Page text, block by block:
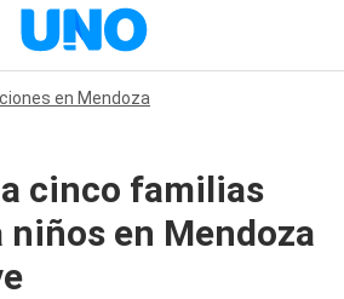
en Mendoza
cinco familias
niños en Mendoza